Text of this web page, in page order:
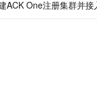
ACK One注册集群并接
科研合作